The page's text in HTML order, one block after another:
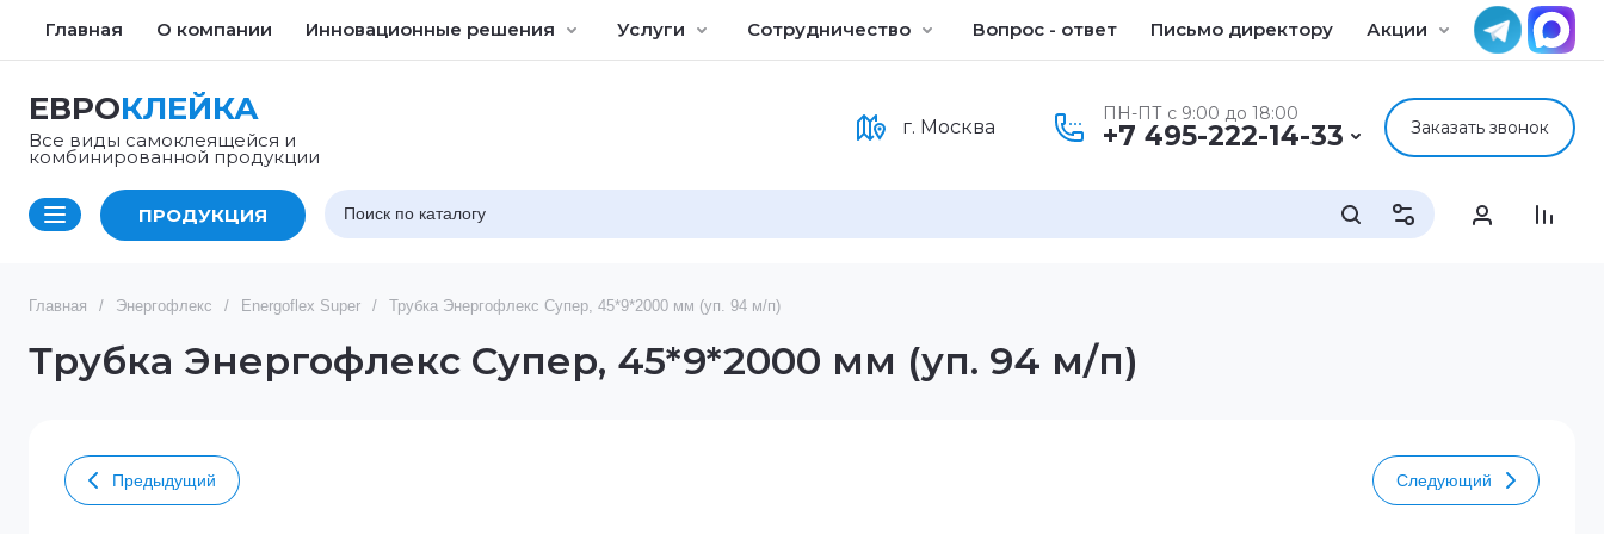
Главная О компании Инновационные решения Услуги Сотрудничество Вопрос - ответ Письмо директору Акции
ЕВРОКЛЕЙКА
Все виды самоклеящейся и
комбинированной продукции
г. Москва
ПН-ПТ с 9:00 до 18:00
+7 495-222-14-33 Заказать звонок
ПРОДУКЦИЯ
Главная / Энергофлекс / Energoflex Super / Трубка Энергофлекс Супер, 45*9*2000 мм (уп. 94 м/п)
Трубка Энергофлекс Супер, 45*9*2000 мм (уп. 94 м/п)
Предыдущий Следующий